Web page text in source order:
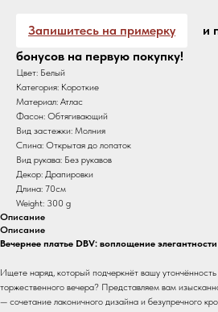
Запишитесь на примерку
и
бонусов на первую покупку!
Цвет: Белый
Категория: Короткие
Материал: Атлас
Фасон: Обтягивающий
Вид застежки: Молния
Спина: Открытая до лопаток
Вид рукава: Без рукавов
Декор: Драпировки
Длина: 70см
Weight: 300 g
Описание
Описание
Вечернее платье DBV: воплощение элегантности
Ищете наряд, который подчеркнёт вашу
торжественного вечера? Представляем вам
— сочетание лаконичного дизайна и безупречного